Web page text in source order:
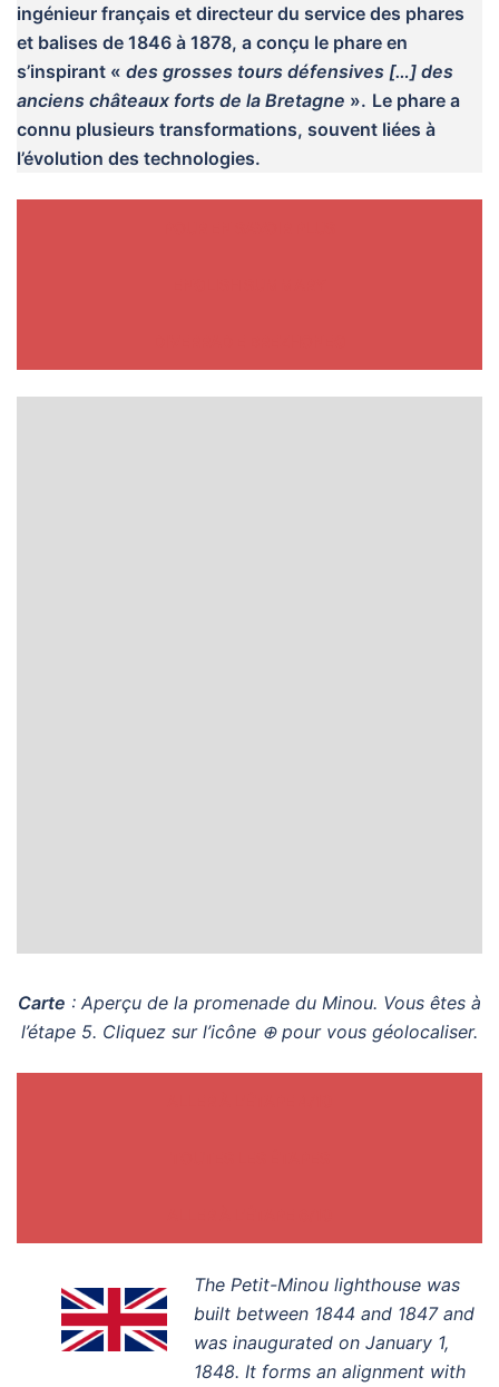
ingénieur français et directeur du service des phares
et balises de 1846 à 1878, a conçu le phare en
s’inspirant « des grosses tours défensives […] des
anciens châteaux forts de la Bretagne ». Le phare a
connu plusieurs transformations, souvent liées à
l’évolution des technologies.
Carte : Aperçu de la promenade du Minou. Vous êtes à
l’étape 5. Cliquez sur l’icône ⊕ pour vous géolocaliser.
The Petit-Minou lighthouse was
built between 1844 and 1847 and
was inaugurated on January 1,
1848. It forms an alignment with